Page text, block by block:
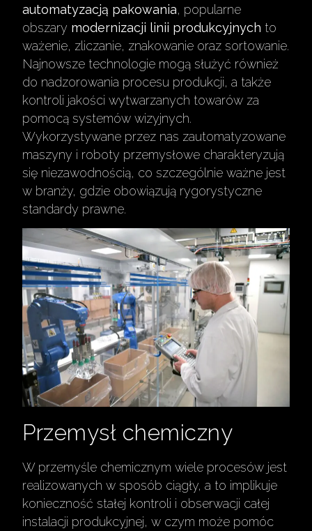
automatyzacją pakowania, popularne
obszary modernizacji linii produkcyjnych to
ważenie, zliczanie, znakowanie oraz sortowanie.
Najnowsze technologie mogą służyć również
do nadzorowania procesu produkcji, a także
kontroli jakości wytwarzanych towarów za
pomocą systemów wizyjnych.
Wykorzystywane przez nas zautomatyzowane
maszyny i roboty przemysłowe charakteryzują
się niezawodnością, co szczególnie ważne jest
w branży, gdzie obowiązują rygorystyczne
standardy prawne.
Przemysł chemiczny
W przemyśle chemicznym wiele procesów jest
realizowanych w sposób ciągły, a to implikuje
konieczność stałej kontroli i obserwacji całej
instalacji produkcyjnej, w czym może pomóc